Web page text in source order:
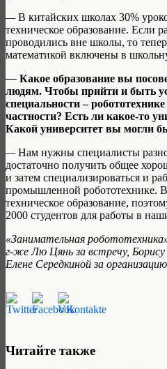
—В китайских школах 30%
техническое образование. Если
проводились вне школы, то
математикой включены в
— Какое образование вы
людям. Чтобы прийти и быть
специальности –
частности? Есть ли какое-то
Какой университет вы могли
—Нам нужны специалисты
достаточно получить общее
и затем специализироваться и
промышленной робототехнике.
техническое образование,
2000 студентов для работы в
«Занимательная
г-же Лю Цянь за встречу,
Елене Середкиной за
Читайте также